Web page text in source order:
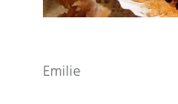
Emilie